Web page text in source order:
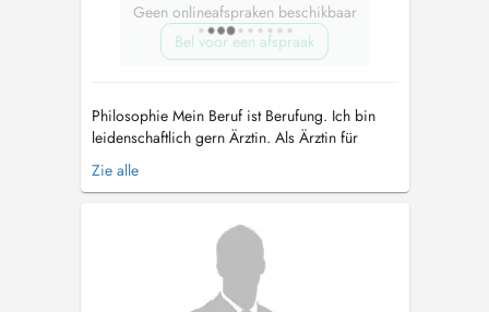
Geen onlineafspraken beschikbaar
Bel voor een afspraak
Philosophie Mein Beruf ist Berufung. Ich bin
leidenschaftlich gern Ärztin. Als Ärztin für
Allgemeinmedizin mit der Zusatzbezeichnung
Naturheilverfahren ist mir die Verbindung
sehr wichtig. Das bedeutet bei mir ein
ganzheitliches Behandlungskonzept. Im...
Zie alle